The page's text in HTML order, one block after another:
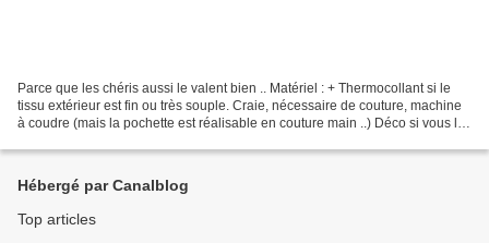
Parce que les chéris aussi le valent bien .. Matériel : + Thermocollant si le
tissu extérieur est fin ou très souple. Craie, nécessaire de couture, machine
à coudre (mais la pochette est réalisable en couture main ..) Déco si vous le
Hébergé par Canalblog
Top articles